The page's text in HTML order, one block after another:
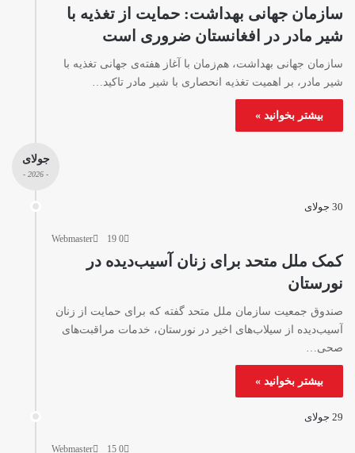
سازمان جهانی بهداشت: حمایت از تغذیه با
شیر مادر در افغانستان ضروری است
سازمان جهانی بهداشت، هم‌زمان با آغاز هفته‌ی جهانی تغذیه با
شیر مادر، بر اهمیت تغذیه انحصاری با شیر مادر تاکید…
بیشتر بخوانید »
جولای
- 2026 -
30 جولای
Webmaster 0
کمک ملل متحد برای زنان آسیب‌دیده در
نورستان
صندوق جمعیت سازمان ملل متحد گفته که برای حمایت از زنان
آسیب‌دیده از سیلاب‌های اخیر در نورستان، خدمات مراقبت‌های
صحی…
بیشتر بخوانید »
29 جولای
Webmaster 0